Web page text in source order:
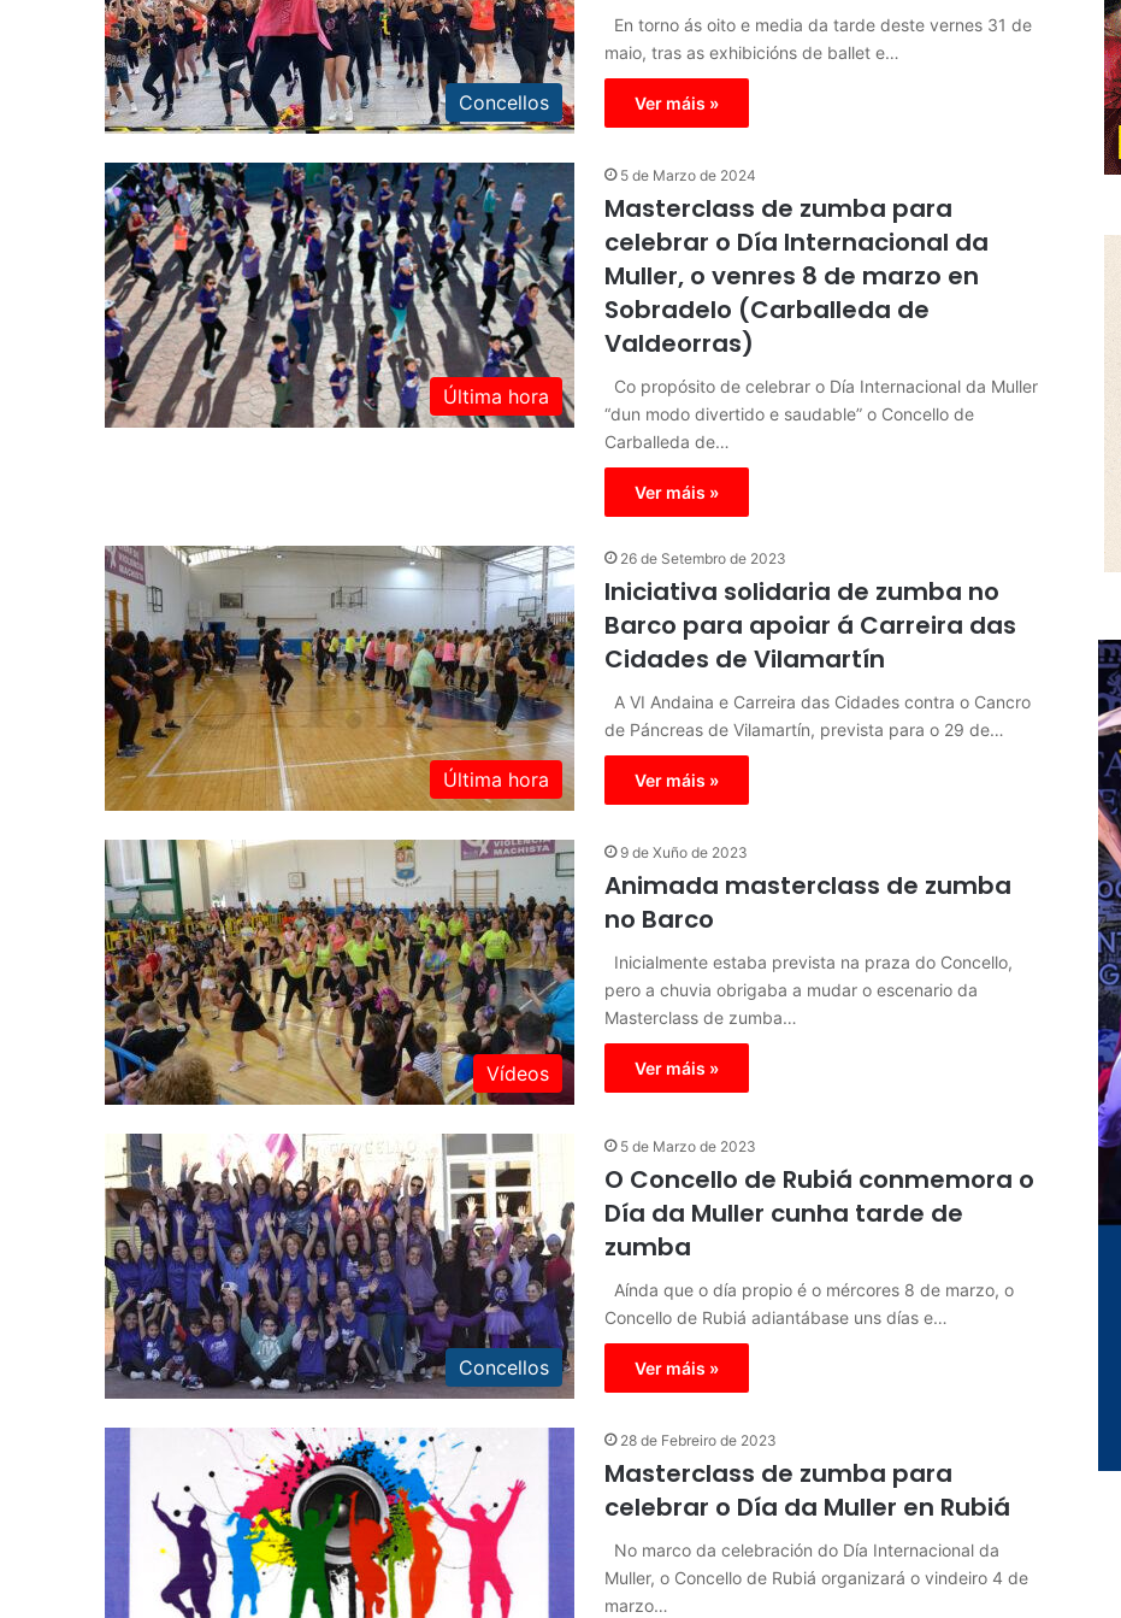
Concellos
En torno ás oito e media da tarde deste vernes 31 de
maio, tras as exhibicións de ballet e…
Ver máis »
Última hora
5 de Marzo de 2024
Masterclass de zumba para
celebrar o Día Internacional da
Muller, o venres 8 de marzo en
Sobradelo (Carballeda de
Valdeorras)
Co propósito de celebrar o Día Internacional da Muller
“dun modo divertido e saudable” o Concello de
Carballeda de…
Ver máis »
Última hora
26 de Setembro de 2023
Iniciativa solidaria de zumba no
Barco para apoiar á Carreira das
Cidades de Vilamartín
A VI Andaina e Carreira das Cidades contra o Cancro
de Páncreas de Vilamartín, prevista para o 29 de…
Ver máis »
Vídeos
9 de Xuño de 2023
Animada masterclass de zumba
no Barco
Inicialmente estaba prevista na praza do Concello,
pero a chuvia obrigaba a mudar o escenario da
Masterclass de zumba…
Ver máis »
Concellos
5 de Marzo de 2023
O Concello de Rubiá conmemora o
Día da Muller cunha tarde de
zumba
Aínda que o día propio é o mércores 8 de marzo, o
Concello de Rubiá adiantábase uns días e…
Ver máis »
28 de Febreiro de 2023
Masterclass de zumba para
celebrar o Día da Muller en Rubiá
No marco da celebración do Día Internacional da
Muller, o Concello de Rubiá organizará o vindeiro 4 de
marzo…